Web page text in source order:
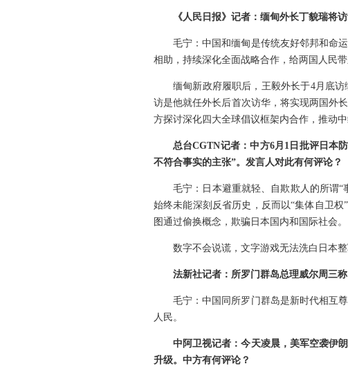
《人民日报》记者：缅甸外长丁貌瑞将
毛宁：中国和缅甸是传统友好邻邦和命
相助，持续深化全面战略合作，给两国人民带
缅甸新政府履职后，王毅外长于4月底
访是他就任外长后首次访华，将实现两国外
方探讨深化四大全球倡议框架内合作，推动
总台CGTN记者：中方6月1日批评日本
不符合事实的主张”。发言人对此有何评论？
毛宁：日本避重就轻、自欺欺人的所谓“
始终未能深刻反省历史，反而以“集体自卫
图通过偷换概念，欺骗日本国内和国际社会。
数字不会说谎，文字游戏无法洗白日本
法新社记者：所罗门群岛总理威尔周三
毛宁：中国同所罗门群岛是新时代相互
人民。
中阿卫视记者：今天凌晨，美军空袭伊
升级。中方有何评论？